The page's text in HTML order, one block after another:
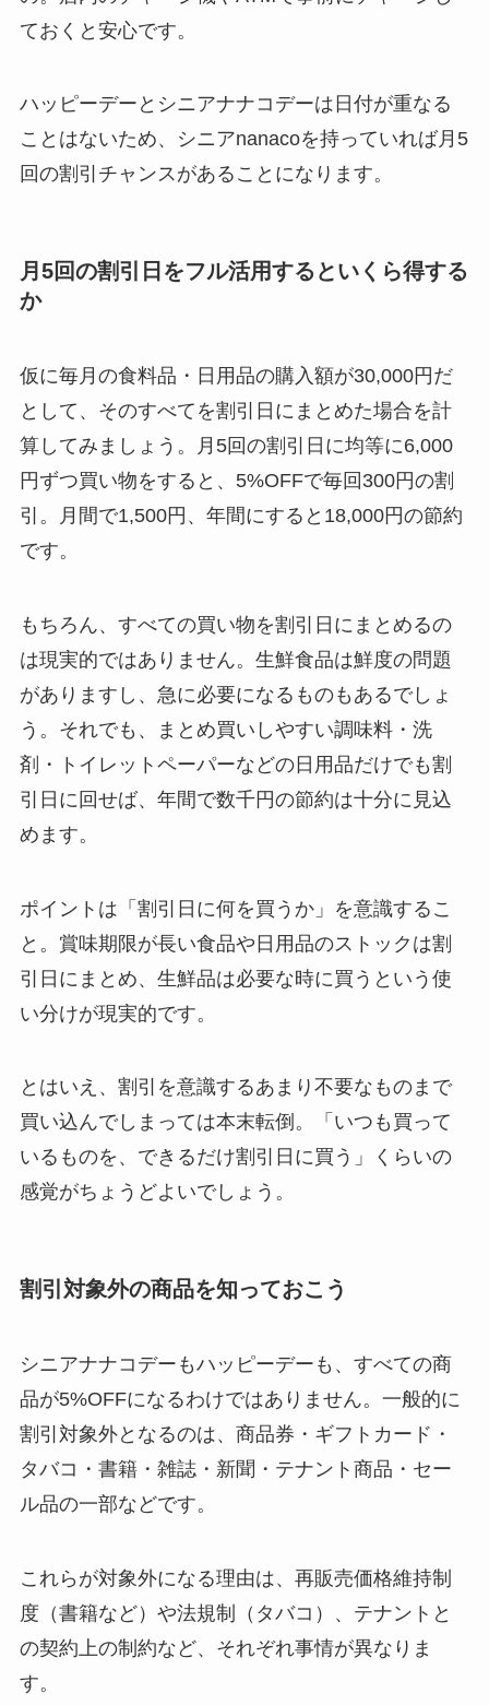
ておくと安心です。
ハッピーデーとシニアナナコデーは日付が重なる
ことはないため、シニアnanacoを持っていれば月5
回の割引チャンスがあることになります。
月5回の割引日をフル活用するといくら得する
か
仮に毎月の食料品・日用品の購入額が30,000円だ
として、そのすべてを割引日にまとめた場合を計
算してみましょう。月5回の割引日に均等に6,000
円ずつ買い物をすると、5%OFFで毎回300円の割
引。月間で1,500円、年間にすると18,000円の節約
です。
もちろん、すべての買い物を割引日にまとめるの
は現実的ではありません。生鮮食品は鮮度の問題
がありますし、急に必要になるものもあるでしょ
う。それでも、まとめ買いしやすい調味料・洗
剤・トイレットペーパーなどの日用品だけでも割
引日に回せば、年間で数千円の節約は十分に見込
めます。
ポイントは「割引日に何を買うか」を意識するこ
と。賞味期限が長い食品や日用品のストックは割
引日にまとめ、生鮮品は必要な時に買うという使
い分けが現実的です。
とはいえ、割引を意識するあまり不要なものまで
買い込んでしまっては本末転倒。「いつも買って
いるものを、できるだけ割引日に買う」くらいの
感覚がちょうどよいでしょう。
割引対象外の商品を知っておこう
シニアナナコデーもハッピーデーも、すべての商
品が5%OFFになるわけではありません。一般的に
割引対象外となるのは、商品券・ギフトカード・
タバコ・書籍・雑誌・新聞・テナント商品・セー
ル品の一部などです。
これらが対象外になる理由は、再販売価格維持制
度（書籍など）や法規制（タバコ）、テナントと
の契約上の制約など、それぞれ事情が異なりま
す。